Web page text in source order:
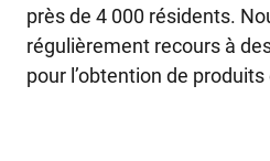
près de 4 000 résidents.
régulièrement recours à
pour l’obtention de